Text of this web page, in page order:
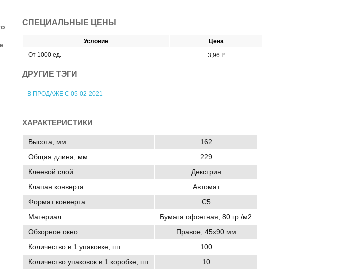
СПЕЦИАЛЬНЫЕ ЦЕНЫ
Условие
Цена
От 1000 ед.
3,96 ₽
ДРУГИЕ ТЭГИ
В ПРОДАЖЕ С 05-02-2021
ХАРАКТЕРИСТИКИ
Высота, мм
162
Общая длина, мм
229
Клеевой слой
Декстрин
Клапан конверта
Автомат
Формат конверта
C5
Материал
Бумага офсетная, 80 гр./м2
Обзорное окно
Правое, 45х90 мм
Количество в 1 упаковке, шт
100
Количество упаковок в 1 коробке, шт
10